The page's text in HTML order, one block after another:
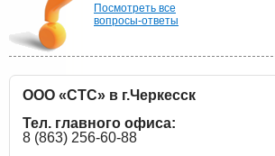
Посмотреть все
вопросы-ответы
ООО «СТС» в г.Черкесск
Тел. главного офиса:
8 (863) 256-60-88